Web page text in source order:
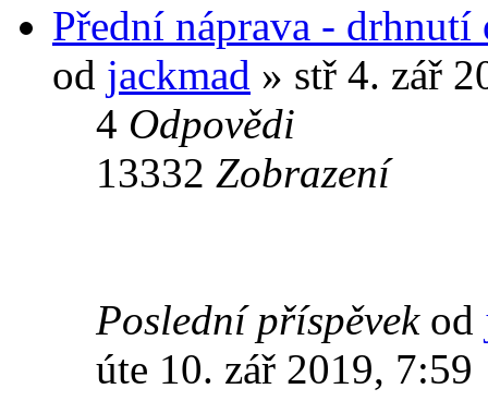
Přední náprava -
od jackmad » stř 4. zář
4 Odpovědi
13332 Zobrazení
Poslední příspěvek od
úte 10. zář 2019, 7:59